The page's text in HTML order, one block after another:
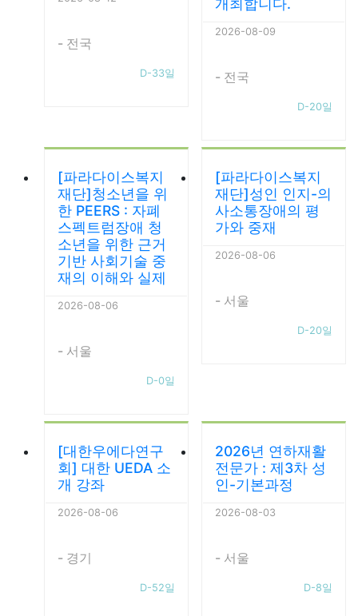
- 전국
D-33일
개최합니다.
2026-08-09
- 전국
D-20일
[파라다이스복지
재단]청소년을 위
한 PEERS : 자폐
스펙트럼장애 청
소년을 위한 근거
기반 사회기술 중
재의 이해와 실제
2026-08-06
- 서울
D-0일
[파라다이스복지
재단]성인 인지-의
사소통장애의 평
가와 중재
2026-08-06
- 서울
D-20일
[대한우에다연구
회] 대한 UEDA 소
개 강좌
2026-08-06
- 경기
D-52일
2026년 연하재활
전문가 : 제3차 성
인-기본과정
2026-08-03
- 서울
D-8일